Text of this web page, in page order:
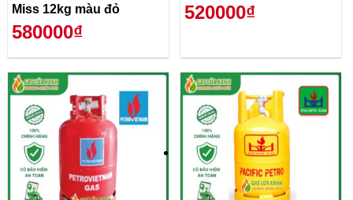
Miss 12kg màu đỏ
580000₫
520000₫